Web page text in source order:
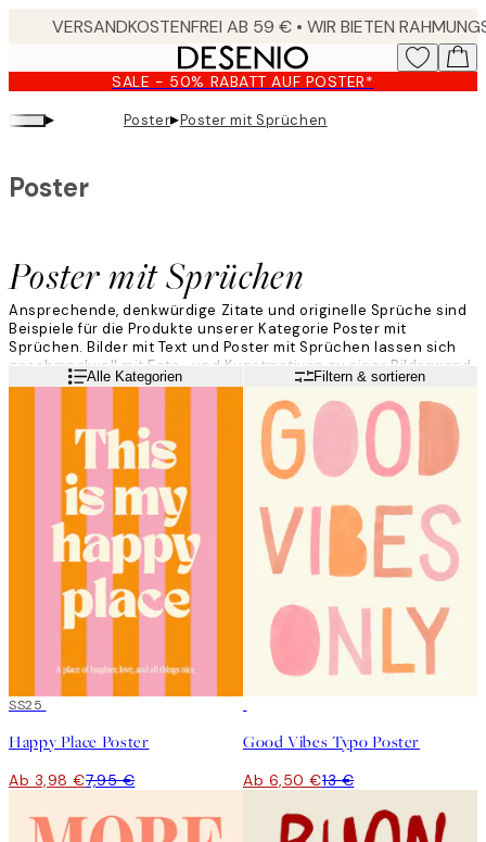
content.
SALE - 50% RABATT AUF POSTER*
▸ Poster▸Poster mit Sprüchen
Poster mit Sprüchen
Poster
Ansprechende, denkwürdige Zitate und originelle Sprüche sind
Beispiele für die Produkte unserer Kategorie Poster mit
Sprüchen. Bilder mit Text und Poster mit Sprüchen lassen sich
geschmackvoll mit Foto- und Kunstmotiven zu einer Bilderwand
komponieren und passen in alle Wohnräume und
WeiterlesenAlle Kategorien Filtern & sortieren
50%*
SS25
Happy Place Poster
Ab 3,98 €7,95 €
Good Vibes Typo Poster
Ab 6,50 €13 €